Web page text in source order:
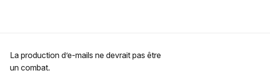
La production d’e-mails ne devrait pas être
un combat.